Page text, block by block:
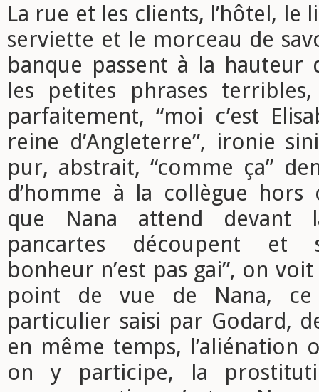
La rue et les clients, l’hôtel, le
serviette et le morceau de
banque passent à la hauteur
les petites phrases
parfaitement, “moi c’est
reine d’Angleterre”, ironie
pur, abstrait, “comme ça”
d’homme à la collègue hors
que Nana attend devant
pancartes découpent et
bonheur n’est pas gai”, on
point de vue de Nana,
particulier saisi par Godard,
en même temps, l’aliénation
on y participe, la